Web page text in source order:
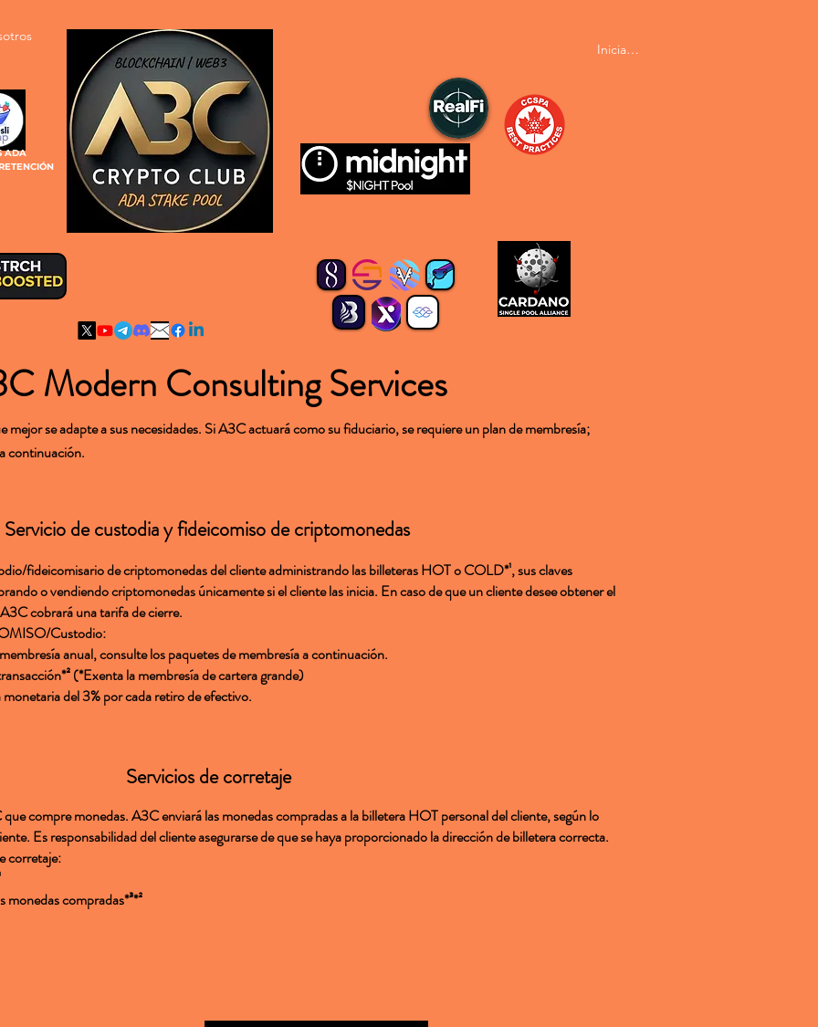
Iniciar sesión
ADA
Modern Consulting Services
mejor se adapte a sus necesidades. Si A3C actuará como su fiduciario, se requiere un plan de membresía;
continuación.
Servicio de custodia y fideicomiso de criptomonedas
fideicomisario de criptomonedas del cliente administrando las billeteras HOT o COLD*¹, sus claves
o vendiendo criptomonedas únicamente si el cliente las inicia. En caso de que un cliente desee obtener el
cobrará una tarifa de cierre.
Custodio:
anual, consulte los paquetes de membresía a continuación.
(*Exenta la membresía de cartera grande)
del 3% por cada retiro de efectivo.
compre monedas. A3C enviará las monedas compradas a la billetera HOT personal del cliente, según lo
Es responsabilidad del cliente asegurarse de que se haya proporcionado la dirección de billetera correcta.
corretaje:
compradas*³*²
Servicios de corretaje